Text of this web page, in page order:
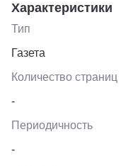
Характеристики
Тип
Газета
Количество страниц
-
Периодичность
-